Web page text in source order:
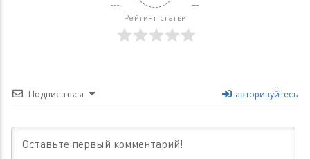
Рейтинг статьи
Подписаться авторизуйтесь